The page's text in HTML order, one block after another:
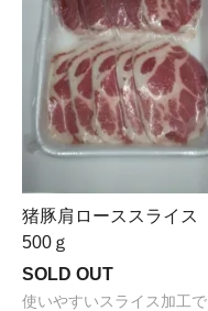
猪豚肩ローススライス
500ｇ
SOLD OUT
使いやすいスライス加工で